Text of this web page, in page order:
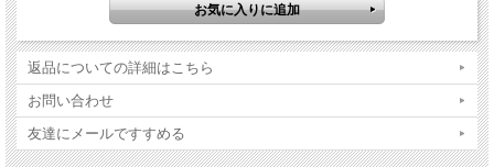
返品についての詳細はこちら
お問い合わせ
友達にメールですすめる